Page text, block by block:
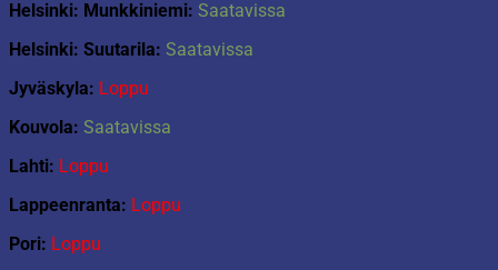
Helsinki: Munkkiniemi: Saatavissa
Helsinki: Suutarila: Saatavissa
Jyväskyla: Loppu
Kouvola: Saatavissa
Lahti: Loppu
Lappeenranta: Loppu
Pori: Loppu